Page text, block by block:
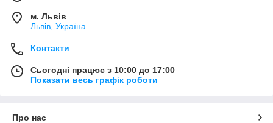
м. Львів
Львів, Україна
Контакти
Сьогодні працює з 10:00 до 17:00
Показати весь графік роботи
Про нас